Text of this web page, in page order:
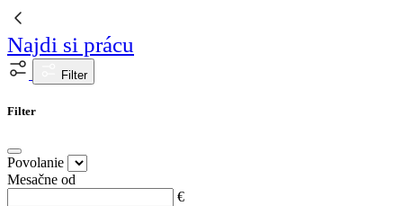
Najdi si prácu
Filter
Filter
Povolanie
Mesačne od
€